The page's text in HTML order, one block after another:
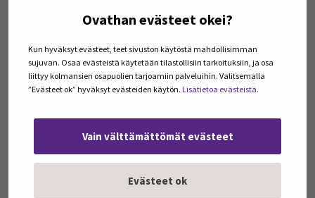
Ovathan evästeet okei?
Kun hyväksyt evästeet, teet sivuston käytöstä mahdollisimman
sujuvan. Osaa evästeistä käytetään tilastollisiin tarkoituksiin, ja osa
liittyy kolmansien osapuolien tarjoamiin palveluihin. Valitsemalla
”Evästeet ok” hyväksyt evästeiden käytön. Lisätietoa evästeistä.
Vain välttämättömät evästeet
Evästeet ok
verrattuna 1990-luvun päästömääriin. Paketti esiteltiin
heinäkuussa 2021osana vihreän kehityksen ohjelmaa.
Neuvosto hyväksyi ehdotusten pohjalta huhtikuussa
2023 viisi säädöstä, joiden pohjalta EU:ssa voidaan
vähentää kasvihuonepäästöjä.
Hyväksytyt säädökset ovat:
meriliikenteen MRV-asetusten muuttaminen